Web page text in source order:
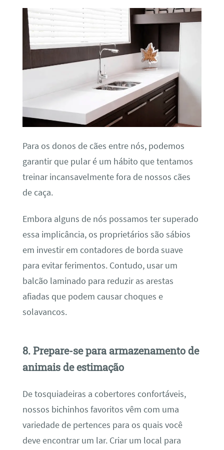
Para os donos de cães entre nós, podemos
garantir que pular é um hábito que tentamos
treinar incansavelmente fora de nossos cães
de caça.
Embora alguns de nós possamos ter superado
essa implicância, os proprietários são sábios
em investir em contadores de borda suave
para evitar ferimentos. Contudo, usar um
balcão laminado para reduzir as arestas
afiadas que podem causar choques e
solavancos.
8. Prepare-se para armazenamento de
animais de estimação
De tosquiadeiras a cobertores confortáveis,
nossos bichinhos favoritos vêm com uma
variedade de pertences para os quais você
deve encontrar um lar. Criar um local para